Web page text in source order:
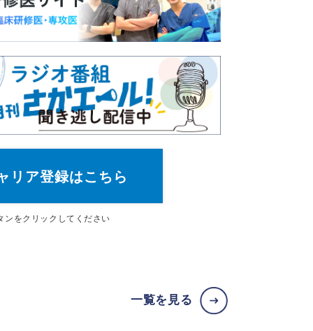
リア登録はこちら
ン をクリックしてください
一覧を見る